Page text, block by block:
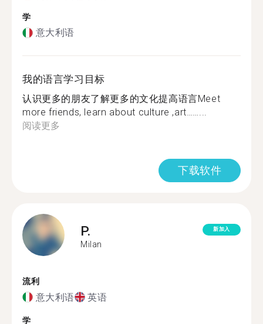
学
意大利语
我的语言学习目标
认识更多的朋友了解更多的文化提高语言Meet
more friends, learn about culture ,art……...
阅读更多
下载软件
P.
Milan
新加入
流利
意大利语 英语
学